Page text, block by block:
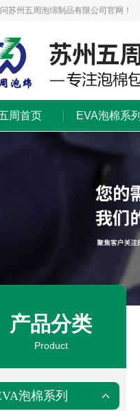
苏州五周泡绵制品有限公司官网！
周首页 EVA泡棉系列
产品分类
Product
泡棉系列